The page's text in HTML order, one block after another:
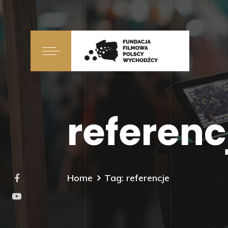
Home Tag: referencje